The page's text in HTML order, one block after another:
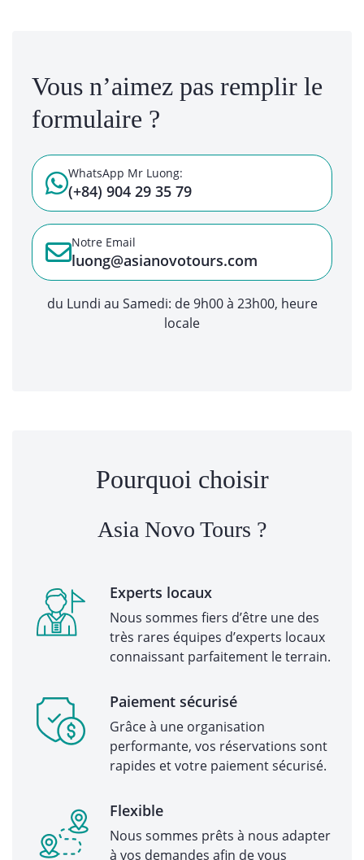
Vous n’aimez pas remplir le
formulaire ?
WhatsApp Mr Luong:
(+84) 904 29 35 79
Notre Email
luong@asianovotours.com
du Lundi au Samedi: de 9h00 à 23h00, heure
locale
Pourquoi choisir
Asia Novo Tours ?
Experts locaux
Nous sommes fiers d’être une des
très rares équipes d’experts locaux
connaissant parfaitement le terrain.
Paiement sécurisé
Grâce à une organisation
performante, vos réservations sont
rapides et votre paiement sécurisé.
Flexible
Nous sommes prêts à nous adapter
à vos demandes afin de vous